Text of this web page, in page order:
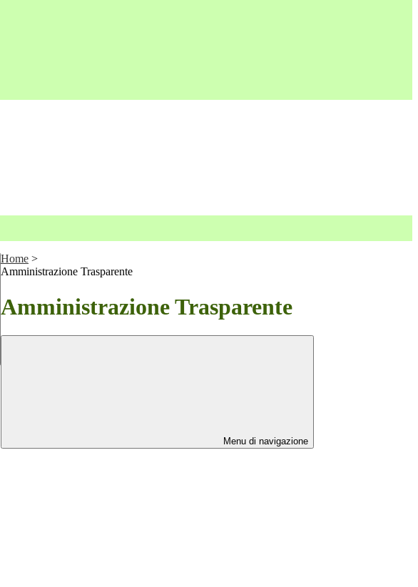
Home >
Amministrazione Trasparente
Amministrazione Trasparente
Menu di navigazione